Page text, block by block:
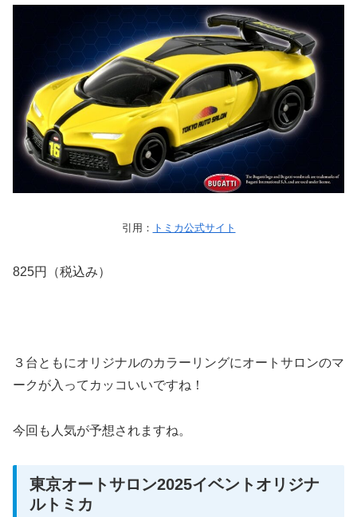
引用： トミカ公式サイト
825円（税込み）
３台ともにオリジナルのカラーリングにオートサロンのマ
ークが入ってカッコいいですね！
今回も人気が予想されますね。
東京オートサロン2025イベントオリジナ
ルトミカ